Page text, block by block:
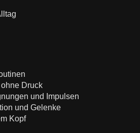
Druck
und Impulsen
und Gelenke
Kopf